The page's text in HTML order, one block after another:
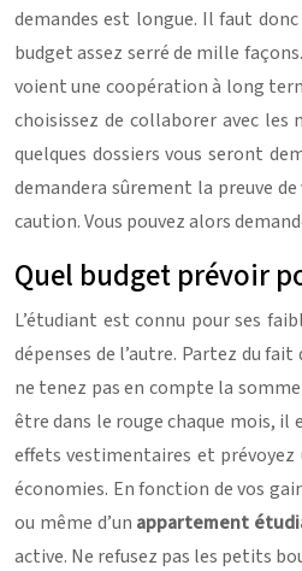
demandes est longue. Il faut
budget assez serré de mille
voient une coopération à long
choisissez de collaborer avec les
quelques dossiers vous seront
demandera sûrement la preuve
caution. Vous pouvez alors
Quel budget prévoir
L’étudiant est connu pour ses
dépenses de l’autre. Partez du
ne tenez pas en compte la
être dans le rouge chaque mois,
effets vestimentaires et prévoyez
économies. En fonction de vos
ou même d’un appartement
active. Ne refusez pas les petits